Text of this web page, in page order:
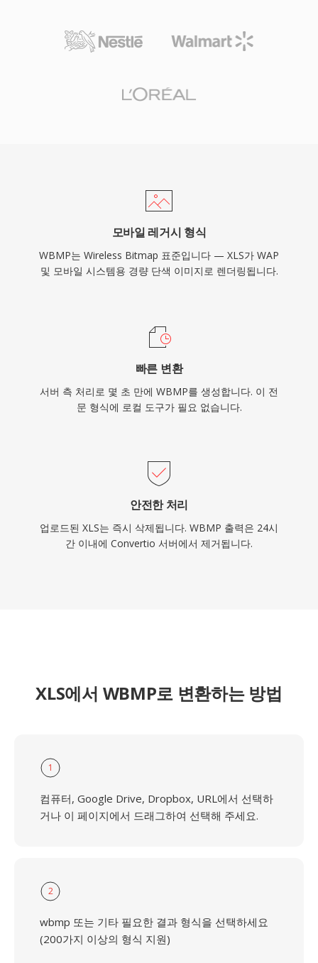
모바일 레거시 형식
WBMP는 Wireless Bitmap 표준입니다 — XLS가 WAP
및 모바일 시스템용 경량 단색 이미지로 렌더링됩니다.
빠른 변환
서버 측 처리로 몇 초 만에 WBMP를 생성합니다. 이 전
문 형식에 로컬 도구가 필요 없습니다.
안전한 처리
업로드된 XLS는 즉시 삭제됩니다. WBMP 출력은 24시
간 이내에 Convertio 서버에서 제거됩니다.
XLS에서 WBMP로 변환하는 방법
1
컴퓨터, Google Drive, Dropbox, URL에서 선택하
거나 이 페이지에서 드래그하여 선택해 주세요.
2
wbmp 또는 기타 필요한 결과 형식을 선택하세요
(200가지 이상의 형식 지원)